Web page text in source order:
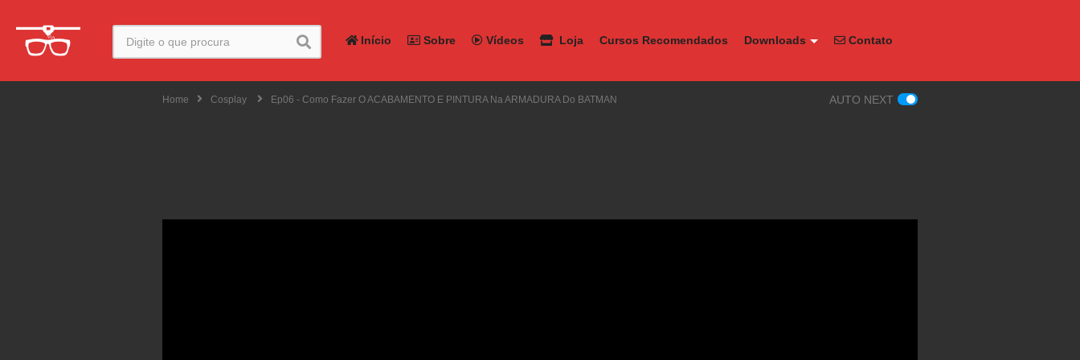
Início Sobre Vídeos Loja Cursos Recomendados Downloads Contato
Home Cosplay Ep06 - Como Fazer O ACABAMENTO E PINTURA Na ARMADURA Do BATMAN AUTO NEXT